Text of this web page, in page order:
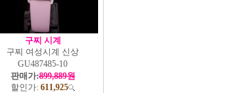
구찌 시계
구찌 여성시계 신상
GU487485-10
판매가:899,889원
할인가: 611,925